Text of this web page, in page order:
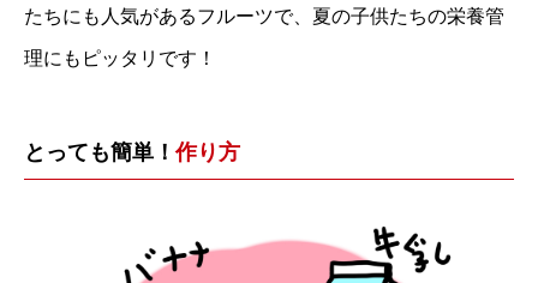
たちにも人気があるフルーツで、夏の子供たちの栄養管
理にもピッタリです！
とっても簡単！作り方